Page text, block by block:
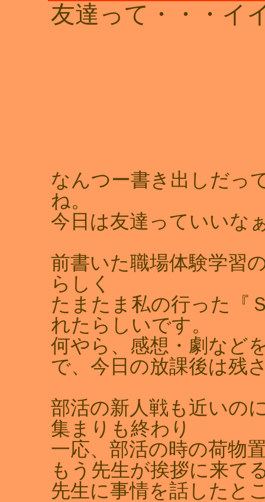
友達って・・・イ
なんつー書き出しだっ
ね。
今日は友達っていいな
前書いた職場体験学習
らしく
たまたま私の行った『
れたらしいです。
何やら、感想・劇など
で、今日の放課後は残
部活の新人戦も近いの
集まりも終わり
一応、部活の時の荷物
もう先生が挨拶に来て
先生に事情を話したと